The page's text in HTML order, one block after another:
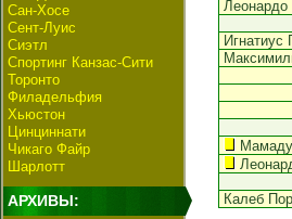
Сан-Хосе
Сент-Луис
Сиэтл
Спортинг Канзас-Сити
Торонто
Филадельфия
Хьюстон
Цинциннати
Чикаго Файр
Шарлотт
АРХИВЫ:
Леонардо
Игнатиус
Калеб